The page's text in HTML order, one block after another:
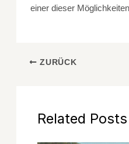
einer dieser
ZURÜCK
Related Posts